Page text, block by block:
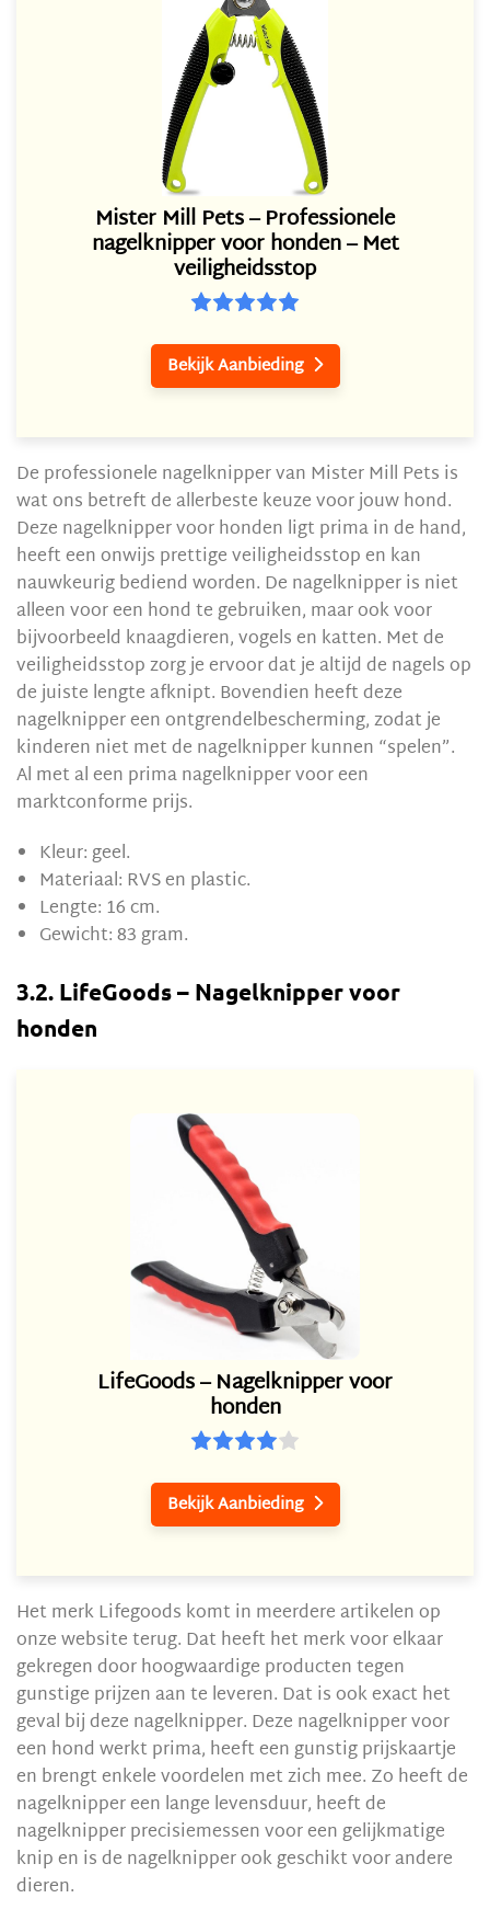
Mister Mill Pets – Professionele
nagelknipper voor honden – Met
veiligheidsstop
Bekijk Aanbieding 
De professionele nagelknipper van Mister Mill Pets is
wat ons betreft de allerbeste keuze voor jouw hond.
Deze nagelknipper voor honden ligt prima in de hand,
heeft een onwijs prettige veiligheidsstop en kan
nauwkeurig bediend worden. De nagelknipper is niet
alleen voor een hond te gebruiken, maar ook voor
bijvoorbeeld knaagdieren, vogels en katten. Met de
veiligheidsstop zorg je ervoor dat je altijd de nagels op
de juiste lengte afknipt. Bovendien heeft deze
nagelknipper een ontgrendelbescherming, zodat je
kinderen niet met de nagelknipper kunnen “spelen”.
Al met al een prima nagelknipper voor een
marktconforme prijs.
Kleur: geel.
Materiaal: RVS en plastic.
Lengte: 16 cm.
Gewicht: 83 gram.
3.2. LifeGoods – Nagelknipper voor
honden
LifeGoods – Nagelknipper voor
honden
Bekijk Aanbieding 
Het merk Lifegoods komt in meerdere artikelen op
onze website terug. Dat heeft het merk voor elkaar
gekregen door hoogwaardige producten tegen
gunstige prijzen aan te leveren. Dat is ook exact het
geval bij deze nagelknipper. Deze nagelknipper voor
een hond werkt prima, heeft een gunstig prijskaartje
en brengt enkele voordelen met zich mee. Zo heeft de
nagelknipper een lange levensduur, heeft de
nagelknipper precisiemessen voor een gelijkmatige
knip en is de nagelknipper ook geschikt voor andere
dieren.